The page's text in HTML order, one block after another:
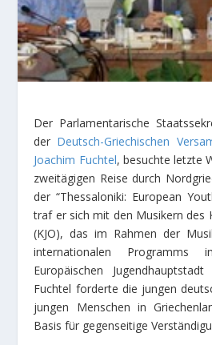
Der Parlamentarische
der Deutsch-Griechischen
Joachim Fuchtel, besuchte letzte
zweitägigen Reise durch
der “Thessaloniki: European
traf er sich mit den Musikern des
(KJO), das im Rahmen der
internationalen Programms
Europäischen
Fuchtel forderte die jungen
jungen Menschen in
Basis für gegenseitige